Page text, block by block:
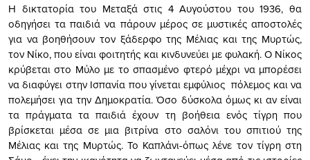
Η δικτατορία του Μεταξά στις 4 Αυγούστου του 1936, θα
οδηγήσει τα παιδιά να πάρουν μέρος σε μυστικές αποστολές
για να βοηθήσουν τον ξάδερφο της Μέλιας και της Μυρτώς,
τον Νίκο, που είναι φοιτητής και κινδυνεύει με φυλακή. Ο Νίκος
κρύβεται στο Μύλο με το σπασμένο φτερό μέχρι να μπορέσει
να διαφύγει στην Ισπανία που γίνεται εμφύλιος πόλεμος και να
πολεμήσει για την Δημοκρατία. Όσο δύσκολα όμως κι αν είναι
τα πράγματα τα παιδιά έχουν τη βοήθεια ενός τίγρη που
βρίσκεται μέσα σε μια βιτρίνα στο σαλόνι του σπιτιού της
Μέλιας και της Μυρτώς. Το Καπλάνι-όπως λένε τον τίγρη στη